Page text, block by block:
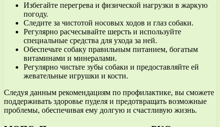
Избегайте перегрева и физической нагрузки в жаркую
погоду.
Следите за чистотой носовых ходов и глаз собаки.
Регулярно расчесывайте шерсть и используйте
специальные средства для ухода за ней.
Обеспечьте собаку правильным питанием, богатым
витаминами и минералами.
Регулярно чистьте зубы собаки и предоставляйте ей
жевательные игрушки и кости.
Следуя данным рекомендациям по профилактике, вы сможете
поддерживать здоровье пуделя и предотвращать возможные
проблемы, обеспечивая ему долгую и счастливую жизнь.